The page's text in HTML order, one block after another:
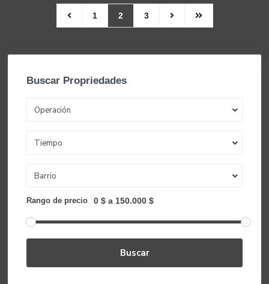
1 2 3
Buscar Propriedades
Operación
Tiempo
Barrio
Rango de precio 0 $ a 150.000 $
Buscar